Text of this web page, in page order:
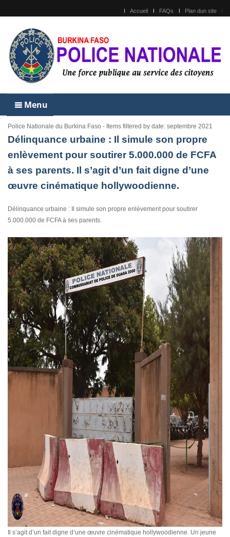
Accueil FAQs Plan dun site
Menu
Police Nationale du Burkina Faso - Items filtered by date: septembre 2021
Délinquance urbaine : Il simule son propre
enlèvement pour soutirer 5.000.000 de FCFA
à ses parents. Il s’agit d’un fait digne d’une
œuvre cinématique hollywoodienne.
Délinquance urbaine : Il simule son propre enlèvement pour soutirer
5.000.000 de FCFA à ses parents.
Il s’agit d’un fait digne d’une œuvre cinématique hollywoodienne. Un jeune